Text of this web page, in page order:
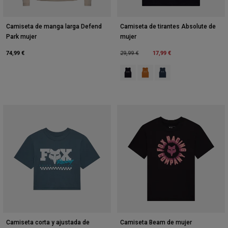
Camiseta de manga larga Defend
Park mujer
74,99 €
Camiseta de tirantes Absolute de
mujer
Price reduced from
29,99 €to 17,99 €
Product swatch type of Negro.
Product swatch type of
Product swatch type
Camiseta corta y ajustada de
Camiseta Beam de mujer